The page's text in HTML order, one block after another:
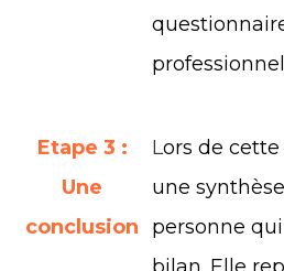
Etape 3 :
Une
conclusion
Lors de
une
personne